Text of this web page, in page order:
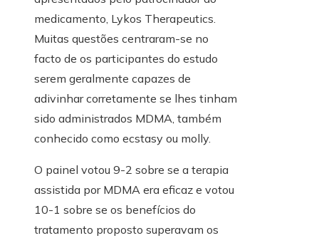
medicamento, Lykos Therapeutics.
Muitas questões centraram-se no
facto de os participantes do estudo
serem geralmente capazes de
adivinhar corretamente se lhes tinham
sido administrados MDMA, também
conhecido como ecstasy ou molly.
O painel votou 9-2 sobre se a terapia
assistida por MDMA era eficaz e votou
10-1 sobre se os benefícios do
tratamento proposto superavam os